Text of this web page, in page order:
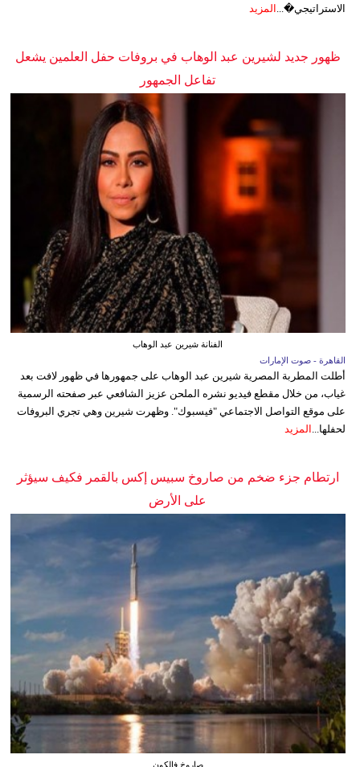
الاستراتيجي�... المزيد
ظهور جديد لشيرين عبد الوهاب في بروفات حفل العلمين يشعل
تفاعل الجمهور
الفنانة شيرين عبد الوهاب
القاهرة - صوت الإمارات
أطلت المطربة المصرية شيرين عبد الوهاب على جمهورها في ظهور لافت بعد
غياب، من خلال مقطع فيديو نشره الملحن عزيز الشافعي عبر صفحته الرسمية
على موقع التواصل الاجتماعي "فيسبوك". وظهرت شيرين وهي تجري البروفات
لحفلها... المزيد
ارتطام جزء ضخم من صاروخ سبيس إكس بالقمر فكيف سيؤثر
على الأرض
صاروخ فالكون